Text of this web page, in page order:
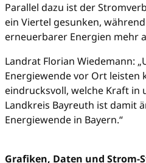
Parallel dazu ist der
ein Viertel gesunken,
erneuerbarer Energien mehr
Landrat Florian Wiedemann:
Energiewende vor Ort leisten
eindrucksvoll, welche Kraft in
Landkreis Bayreuth ist damit
Energiewende in Bayern.“
Grafiken, Daten und Strom-